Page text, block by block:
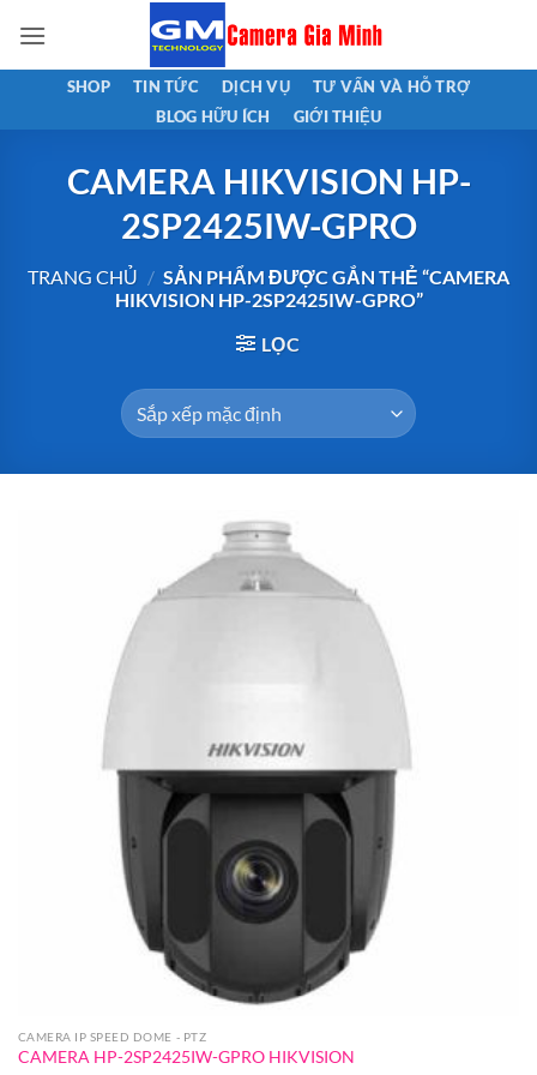
qua
nội
SHOP TIN TỨC DỊCH VỤ
TƯ VẤN VÀ HỖ TRỢ
BLOG HỮU ÍCH
GIỚI THIỆU
CAMERA HIKVISION HP-
2SP2425IW-GPRO
TRANG CHỦ / SẢN PHẨM ĐƯỢC GẮN THẺ “CAMERA
HIKVISION HP-2SP2425IW-GPRO”
LỌC
CAMERA IP SPEED DOME - PTZ
CAMERA HP-2SP2425IW-GPRO HIKVISION